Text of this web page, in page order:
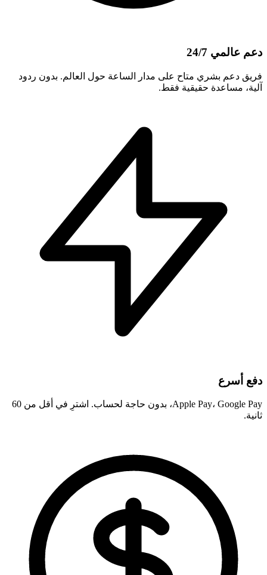
دعم عالمي 24/7
فريق دعم بشري متاح على مدار الساعة حول العالم. بدون ردود
آلية، مساعدة حقيقية فقط.
دفع أسرع
Apple Pay، Google Pay، بدون حاجة لحساب. اشترِ في أقل من 60
ثانية.